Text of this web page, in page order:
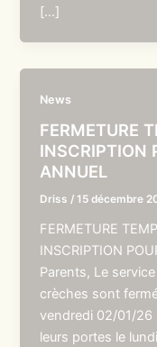
[…]
News
FERMETURE
INSCRIPTION
ANNUEL
Driss /15 décembre
FERMETURE
INSCRIPTION
Parents, Le
crèches sont
vendredi 02/01/26
leurs portes le